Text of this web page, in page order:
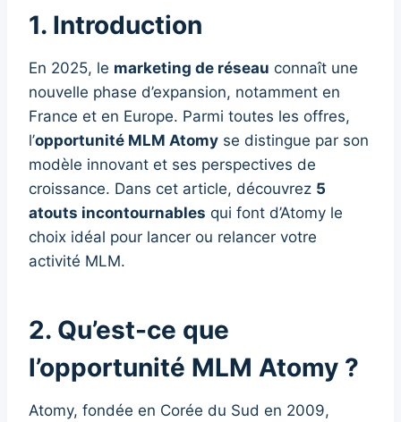
1. Introduction
En 2025, le marketing de réseau connaît une
nouvelle phase d’expansion, notamment en
France et en Europe. Parmi toutes les offres,
l’opportunité MLM Atomy se distingue par son
modèle innovant et ses perspectives de
croissance. Dans cet article, découvrez 5
atouts incontournables qui font d’Atomy le
choix idéal pour lancer ou relancer votre
activité MLM.
2. Qu’est-ce que
l’opportunité MLM Atomy ?
Atomy, fondée en Corée du Sud en 2009,